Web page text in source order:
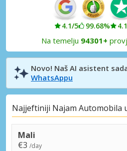
4.1/5 99.68%
Na temelju 94301+
Novo! Naš AI asistent
WhatsAppu
Najjeftiniji Najam Automobila
Mali
€3 /day